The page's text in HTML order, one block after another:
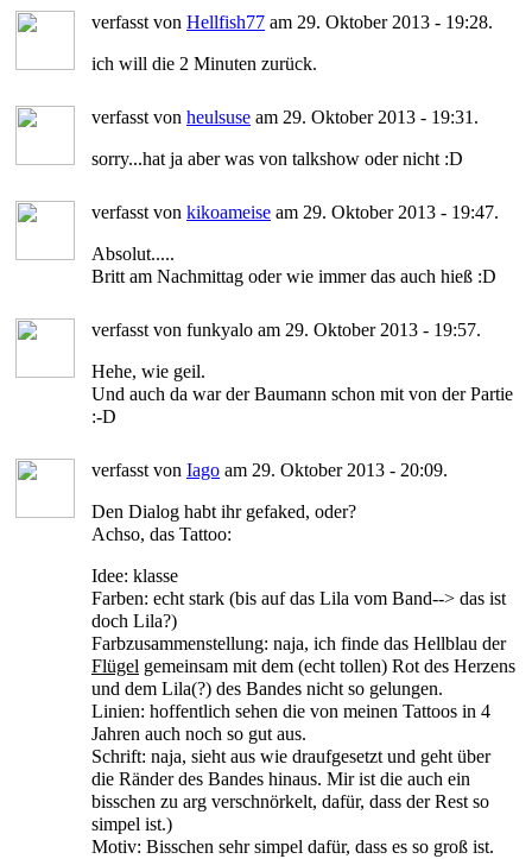
verfasst von Hellfish77 am 29. Oktober 2013 - 19:28.
ich will die 2 Minuten zurück.
verfasst von heulsuse am 29. Oktober 2013 - 19:31.
sorry...hat ja aber was von talkshow oder nicht :D
verfasst von kikoameise am 29. Oktober 2013 - 19:47.
Absolut.....
Britt am Nachmittag oder wie immer das auch hieß :D
verfasst von funkyalo am 29. Oktober 2013 - 19:57.
Hehe, wie geil.
Und auch da war der Baumann schon mit von der Partie
:-D
verfasst von Iago am 29. Oktober 2013 - 20:09.
Den Dialog habt ihr gefaked, oder?
Achso, das Tattoo:
Idee: klasse
Farben: echt stark (bis auf das Lila vom Band--> das ist
doch Lila?)
Farbzusammenstellung: naja, ich finde das Hellblau der
Flügel gemeinsam mit dem (echt tollen) Rot des Herzens
und dem Lila(?) des Bandes nicht so gelungen.
Linien: hoffentlich sehen die von meinen Tattoos in 4
Jahren auch noch so gut aus.
Schrift: naja, sieht aus wie draufgesetzt und geht über
die Ränder des Bandes hinaus. Mir ist die auch ein
bisschen zu arg verschnörkelt, dafür, dass der Rest so
simpel ist.)
Motiv: Bisschen sehr simpel dafür, dass es so groß ist.